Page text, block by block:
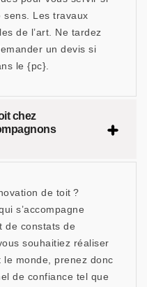
sens. Les travaux
de l’art. Ne tardez
un devis si
le {pc}.
chez
de toit ?
s’accompagne
de constats de
souhaitiez réaliser
le monde, prenez donc
de confiance tel que